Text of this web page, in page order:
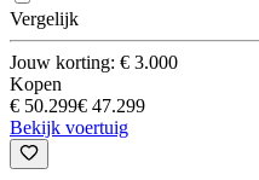
Vergelijk
Jouw korting: € 3.000
Kopen
€ 50.299€ 47.299
Bekijk voertuig